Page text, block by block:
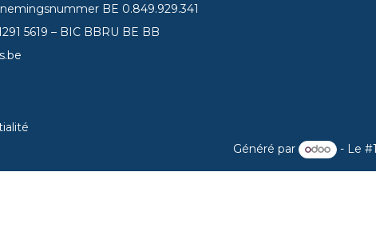
BE 0.849.929.341
5619 – BIC BBRU BE BB
Généré par - Le #1